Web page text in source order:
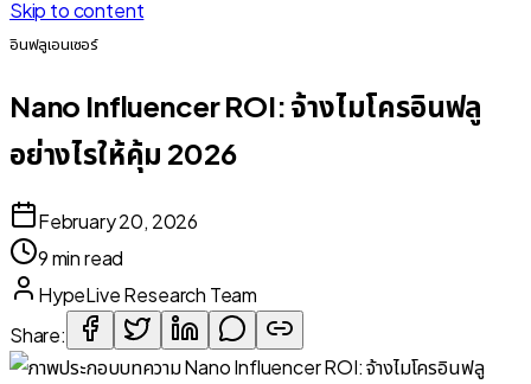
Skip to content
อินฟลูเอนเซอร์
Nano Influencer ROI: จ้างไมโครอินฟลู
อย่างไรให้คุ้ม 2026
February 20, 2026
9 min read
HypeLive Research Team
Share: